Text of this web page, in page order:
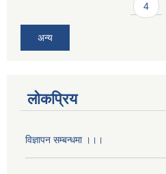
4
अन्य
लोकप्रिय
विज्ञापन सम्बन्धमा ।।।